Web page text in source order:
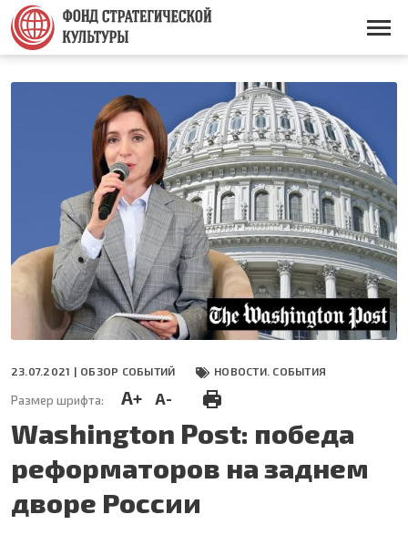
Перейти
основному
содержанию
Основная
23.07.2021 | ОБЗОР СОБЫТИЙ НОВОСТИ. СОБЫТИЯ
Размер шрифта: A+ A-
Washington Post: победа
реформаторов на заднем
дворе России